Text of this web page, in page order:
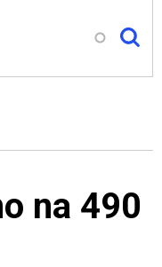
na 490